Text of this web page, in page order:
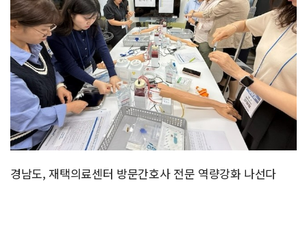
경남도, 재택의료센터 방문간호사 전문 역량강화 나선다